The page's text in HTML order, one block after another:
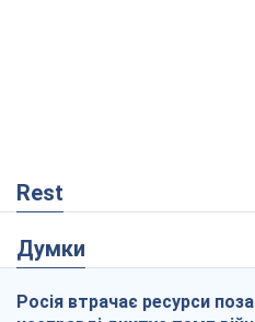
Rest
Думки
Росія втрачає ресурси